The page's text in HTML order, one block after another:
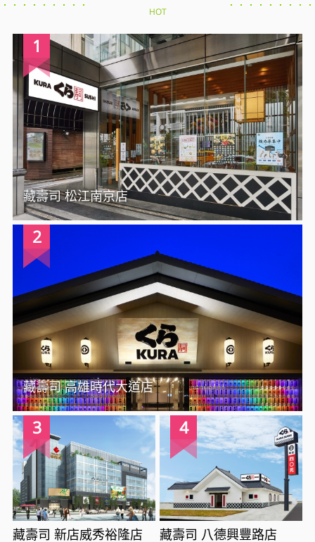
HOT
1
藏壽司 松江南京店
2
藏壽司 高雄時代大道店
3
藏壽司 新店威秀裕隆店
4
藏壽司 八德興豐路店